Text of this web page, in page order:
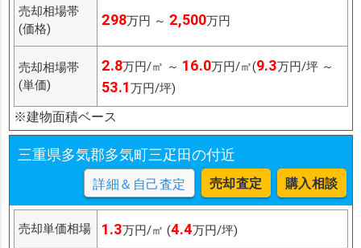
売却相場帯
(価格)
298万円 ～ 2,500万円
売却相場帯
(単価)
2.8万円/㎡ ～ 16.0万円/㎡(9.3万円/坪 ～
53.1万円/坪)
※建物面積ベース
三重県多気郡多気町三疋田の付近
詳細＆自己査定 売却査定 購入相談
売却単価相場 1.3万円/㎡ (4.4万円/坪)